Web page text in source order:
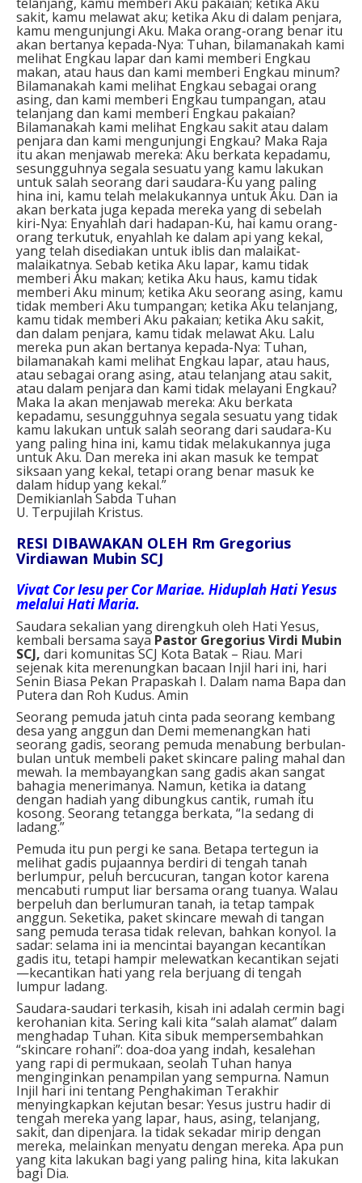
sakit, kamu melawat aku; ketika Aku di dalam penjara,
kamu mengunjungi Aku. Maka orang-orang benar itu
akan bertanya kepada-Nya: Tuhan, bilamanakah kami
melihat Engkau lapar dan kami memberi Engkau
makan, atau haus dan kami memberi Engkau minum?
Bilamanakah kami melihat Engkau sebagai orang
asing, dan kami memberi Engkau tumpangan, atau
telanjang dan kami memberi Engkau pakaian?
Bilamanakah kami melihat Engkau sakit atau dalam
penjara dan kami mengunjungi Engkau? Maka Raja
itu akan menjawab mereka: Aku berkata kepadamu,
sesungguhnya segala sesuatu yang kamu lakukan
untuk salah seorang dari saudara-Ku yang paling
hina ini, kamu telah melakukannya untuk Aku. Dan ia
akan berkata juga kepada mereka yang di sebelah
kiri-Nya: Enyahlah dari hadapan-Ku, hai kamu orang-
orang terkutuk, enyahlah ke dalam api yang kekal,
yang telah disediakan untuk iblis dan malaikat-
malaikatnya. Sebab ketika Aku lapar, kamu tidak
memberi Aku makan; ketika Aku haus, kamu tidak
memberi Aku minum; ketika Aku seorang asing, kamu
tidak memberi Aku tumpangan; ketika Aku telanjang,
kamu tidak memberi Aku pakaian; ketika Aku sakit,
dan dalam penjara, kamu tidak melawat Aku. Lalu
mereka pun akan bertanya kepada-Nya: Tuhan,
bilamanakah kami melihat Engkau lapar, atau haus,
atau sebagai orang asing, atau telanjang atau sakit,
atau dalam penjara dan kami tidak melayani Engkau?
Maka Ia akan menjawab mereka: Aku berkata
kepadamu, sesungguhnya segala sesuatu yang tidak
kamu lakukan untuk salah seorang dari saudara-Ku
yang paling hina ini, kamu tidak melakukannya juga
untuk Aku. Dan mereka ini akan masuk ke tempat
siksaan yang kekal, tetapi orang benar masuk ke
dalam hidup yang kekal.”
Demikianlah Sabda Tuhan
U. Terpujilah Kristus.
RESI DIBAWAKAN OLEH Rm Gregorius
Virdiawan Mubin SCJ
Vivat Cor Iesu per Cor Mariae. Hiduplah Hati Yesus
melalui Hati Maria.
Saudara sekalian yang direngkuh oleh Hati Yesus,
kembali bersama saya Pastor Gregorius Virdi Mubin
SCJ, dari komunitas SCJ Kota Batak – Riau. Mari
sejenak kita merenungkan bacaan Injil hari ini, hari
Senin Biasa Pekan Prapaskah I. Dalam nama Bapa dan
Putera dan Roh Kudus. Amin
Seorang pemuda jatuh cinta pada seorang kembang
desa yang anggun dan Demi memenangkan hati
seorang gadis, seorang pemuda menabung berbulan-
bulan untuk membeli paket skincare paling mahal dan
mewah. Ia membayangkan sang gadis akan sangat
bahagia menerimanya. Namun, ketika ia datang
dengan hadiah yang dibungkus cantik, rumah itu
kosong. Seorang tetangga berkata, “Ia sedang di
ladang.”
Pemuda itu pun pergi ke sana. Betapa tertegun ia
melihat gadis pujaannya berdiri di tengah tanah
berlumpur, peluh bercucuran, tangan kotor karena
mencabuti rumput liar bersama orang tuanya. Walau
berpeluh dan berlumuran tanah, ia tetap tampak
anggun. Seketika, paket skincare mewah di tangan
sang pemuda terasa tidak relevan, bahkan konyol. Ia
sadar: selama ini ia mencintai bayangan kecantikan
gadis itu, tetapi hampir melewatkan kecantikan sejati
—kecantikan hati yang rela berjuang di tengah
lumpur ladang.
Saudara-saudari terkasih, kisah ini adalah cermin bagi
kerohanian kita. Sering kali kita “salah alamat” dalam
menghadap Tuhan. Kita sibuk mempersembahkan
“skincare rohani”: doa-doa yang indah, kesalehan
yang rapi di permukaan, seolah Tuhan hanya
menginginkan penampilan yang sempurna. Namun
Injil hari ini tentang Penghakiman Terakhir
menyingkapkan kejutan besar: Yesus justru hadir di
tengah mereka yang lapar, haus, asing, telanjang,
sakit, dan dipenjara. Ia tidak sekadar mirip dengan
mereka, melainkan menyatu dengan mereka. Apa pun
yang kita lakukan bagi yang paling hina, kita lakukan
bagi Dia.